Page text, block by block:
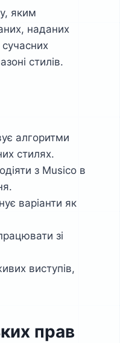
яким
наданих
стилів.
алгоритми
стилях.
з Musico в
варіанти як
зі
виступів,
прав